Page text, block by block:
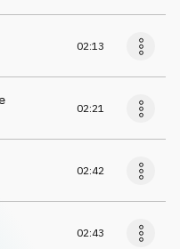
02:13
02:21
02:42
02:43